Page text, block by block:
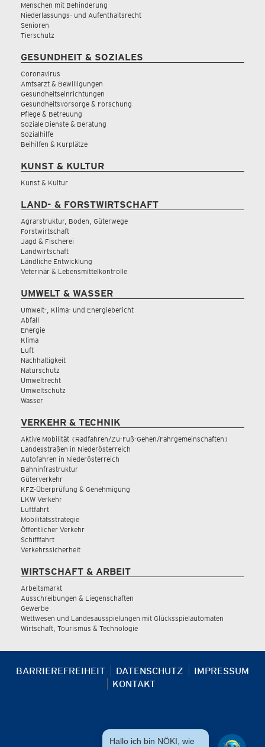
Menschen mit Behinderung
Niederlassungs- und Aufenthaltsrecht
Senioren
Tierschutz
GESUNDHEIT & SOZIALES
Coronavirus
Amtsarzt & Bewilligungen
Gesundheitseinrichtungen
Gesundheitsvorsorge & Forschung
Pflege & Betreuung
Soziale Dienste & Beratung
Sozialhilfe
Beihilfen & Kurplätze
KUNST & KULTUR
Kunst & Kultur
LAND- & FORSTWIRTSCHAFT
Agrarstruktur, Boden, Güterwege
Forstwirtschaft
Jagd & Fischerei
Landwirtschaft
Ländliche Entwicklung
Veterinär & Lebensmittelkontrolle
UMWELT & WASSER
Umwelt-, Klima- und Energiebericht
Abfall
Energie
Klima
Luft
Nachhaltigkeit
Naturschutz
Umweltrecht
Umweltschutz
Wasser
VERKEHR & TECHNIK
Aktive Mobilität (Radfahren/Zu-Fuß-Gehen/Fahrgemeinschaften)
Landesstraßen in Niederösterreich
Autofahren in Niederösterreich
Bahninfrastruktur
Güterverkehr
KFZ-Überprüfung & Genehmigung
LKW Verkehr
Luftfahrt
Mobilitätsstrategie
Öffentlicher Verkehr
Schifffahrt
Verkehrssicherheit
WIRTSCHAFT & ARBEIT
Arbeitsmarkt
Ausschreibungen & Liegenschaften
Gewerbe
Wettwesen und Landesausspielungen mit Glücksspielautomaten
Wirtschaft, Tourismus & Technologie
BARRIEREFREIHEIT DATENSCHUTZ
IMPRESSUM
KONTAKT
Hallo ich bin NÖKI, wie